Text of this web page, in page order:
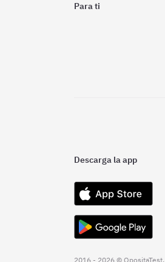
Para ti
Descarga la app
2016 - 2026 © OpositaTest.